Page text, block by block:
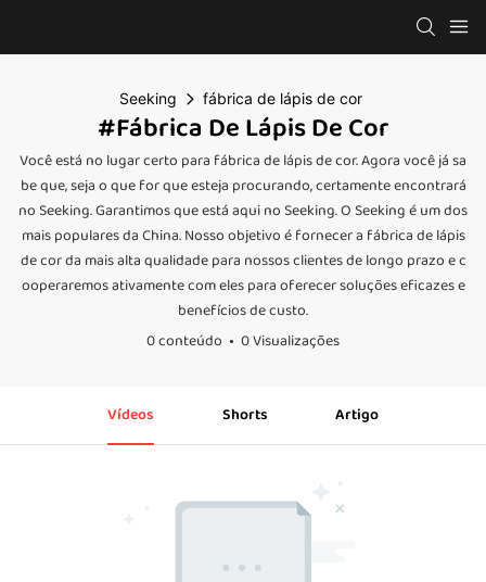
Seeking fábrica de lápis de cor
#fábrica De Lápis De Cor
Você está no lugar certo para fábrica de lápis de cor. Agora você já sa
be que, seja o que for que esteja procurando, certamente encontrará
no Seeking. Garantimos que está aqui no Seeking. O Seeking é um dos
mais populares da China. Nosso objetivo é fornecer a fábrica de lápis
de cor da mais alta qualidade para nossos clientes de longo prazo e c
ooperaremos ativamente com eles para oferecer soluções eficazes e
benefícios de custo.
0 conteúdo
0 Visualizações
Vídeos Shorts Artigo